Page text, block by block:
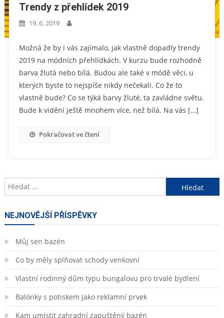
Trendy z přehlídek 2019
19. 6. 2019
Možná že by i vás zajímalo, jak vlastně dopadly trendy
2019 na módních přehlídkách. V kurzu bude rozhodně
barva žlutá nebo bílá. Budou ale také v módě věci, u
kterých byste to nejspíše nikdy nečekali. Co že to
vlastně bude? Co se týká barvy žluté, ta zavládne světu.
Bude k vidění ještě mnohem více, než bílá. Na vás […]
Pokračovat ve čtení
Vyhledávání
NEJNOVĚJŠÍ PŘÍSPĚVKY
Můj sen bazén
Co by měly splňovat schody venkovní
Vlastní rodinný dům typu bungalovu pro trvalé bydlení
Balónky s potiskem jako reklamní prvek
Kam umístit zahradní zapuštěný bazén